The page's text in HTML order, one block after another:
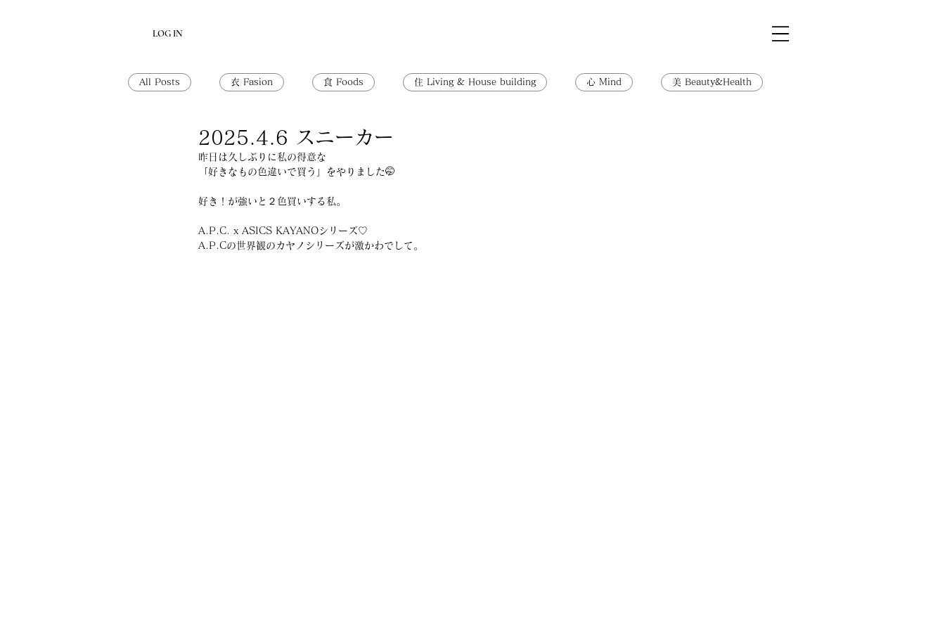
LOG IN
All Posts 衣 Fasion 食 Foods 住 Living & House building 心 Mind 美 Beauty&Health
2025.4.6 スニーカー
昨日は久しぶりに私の得意な
「好きなもの色違いで買う」をやりました🤭
好き！が強いと２色買いする私。
A.P.C. x ASICS KAYANOシリーズ♡
A.P.Cの世界観のカヤノシリーズが激かわでして。